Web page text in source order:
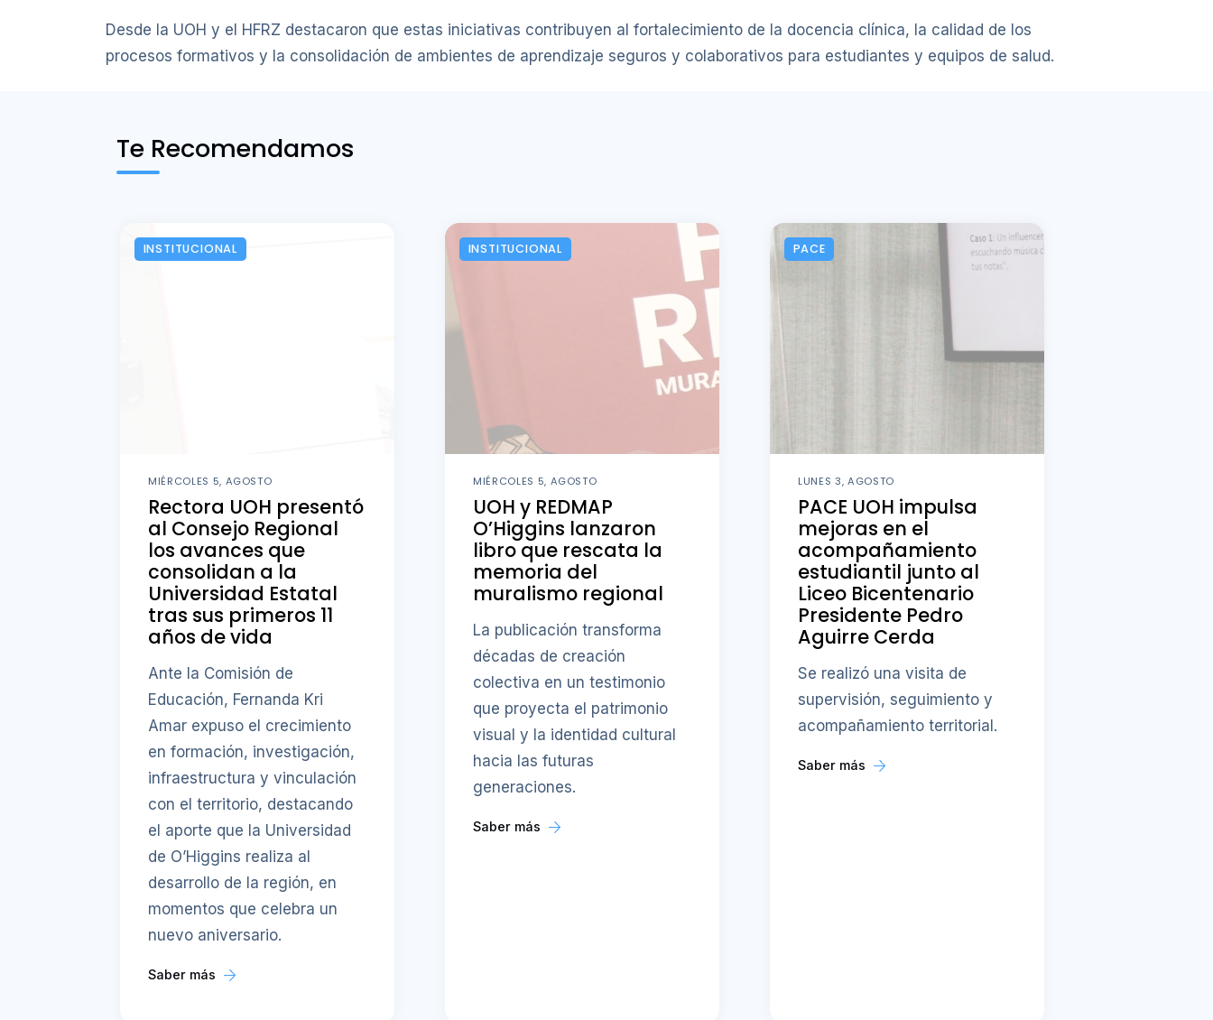
Desde la UOH y el HFRZ destacaron que estas iniciativas contribuyen al fortalecimiento de la docencia clínica, la calidad de los
procesos formativos y la consolidación de ambientes de aprendizaje seguros y colaborativos para estudiantes y equipos de salud.
Te Recomendamos
INSTITUCIONAL
MIÉRCOLES 5, AGOSTO
Rectora UOH presentó
al Consejo Regional
los avances que
consolidan a la
Universidad Estatal
tras sus primeros 11
años de vida
Ante la Comisión de
Educación, Fernanda Kri
Amar expuso el crecimiento
en formación, investigación,
infraestructura y vinculación
con el territorio, destacando
el aporte que la Universidad
de O’Higgins realiza al
desarrollo de la región, en
momentos que celebra un
nuevo aniversario.
Saber más
INSTITUCIONAL
MIÉRCOLES 5, AGOSTO
UOH y REDMAP
O’Higgins lanzaron
libro que rescata la
memoria del
muralismo regional
La publicación transforma
décadas de creación
colectiva en un testimonio
que proyecta el patrimonio
visual y la identidad cultural
hacia las futuras
generaciones.
Saber más
PACE
LUNES 3, AGOSTO
PACE UOH impulsa
mejoras en el
acompañamiento
estudiantil junto al
Liceo Bicentenario
Presidente Pedro
Aguirre Cerda
Se realizó una visita de
supervisión, seguimiento y
acompañamiento territorial.
Saber más